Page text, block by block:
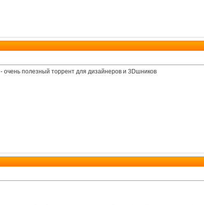
- очень полезный торрент для дизайнеров и 3Dшников